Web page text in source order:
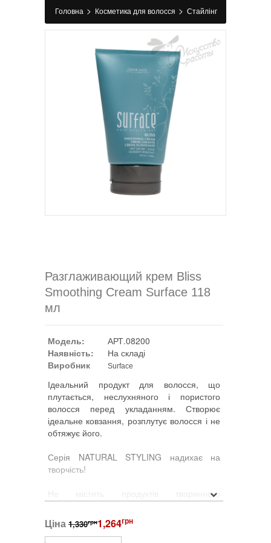
Головна > Косметика для волосся > Стайлінг
>Спрей для волосся>Разглаживающий крем
Bliss Smoothing Cream Surface 118 мл
Разглаживающий крем Bliss
Smoothing Cream Surface 118
мл
Модель:
АРТ.08200
Наявність:
На складі
Виробник
Surface
Ідеальний продукт для волосся, що
плутається, неслухняного і пористого
волосся перед укладанням. Створює
ідеальне ковзання, розплутує волосся і не
обтяжує його.
Серія NATURAL STYLING надихає на
творчість!
Не містить продуктів тваринного
походження та похідних нафти
– забезпечує еластичну фіксацію та захист
від вологи
Ціна 1,330грн1,264грн